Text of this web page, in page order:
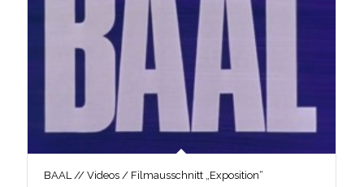
BAAL // Videos / Filmausschnitt „Exposition“